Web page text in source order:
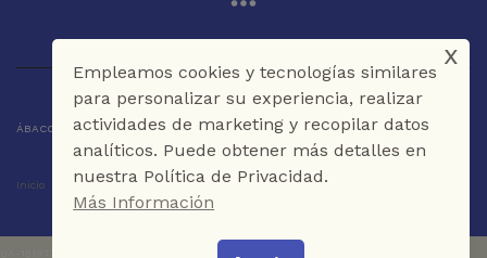
ÁBACO LIBROS Y CAFÉ © 2025 CARTAGENA DE INDIAS - COLOMBIA
Inicio Tienda La Librería Galería Café Contáctenos
Empleamos cookies y tecnologías similares
para personalizar su experiencia, realizar
actividades de marketing y recopilar datos
analíticos. Puede obtener más detalles en
nuestra Política de Privacidad.
Más Información
x